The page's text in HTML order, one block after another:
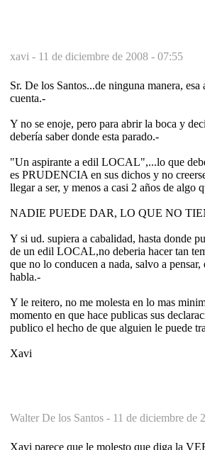
xavi - 11 de diciembre de 2008 - 07:55
Sr. De los Santos...de ninguna manera, esa
cuenta.-
Y no se enoje, pero para abrir la boca y
debería saber donde esta parado.-
"Un aspirante a edil LOCAL",...lo que
es PRUDENCIA en sus dichos y no
llegar a ser, y menos a casi 2 años de algo
NADIE PUEDE DAR, LO QUE NO
Y si ud. supiera a cabalidad, hasta donde
de un edil LOCAL,no deberia hacer tan
que no lo conducen a nada, salvo a pensar,
habla.-
Y le reitero, no me molesta en lo mas
momento en que hace publicas sus
publico el hecho de que alguien le puede
Xavi
Walter De los Santos - 11 de diciembre de
Xavi parece que le molesto que diga la